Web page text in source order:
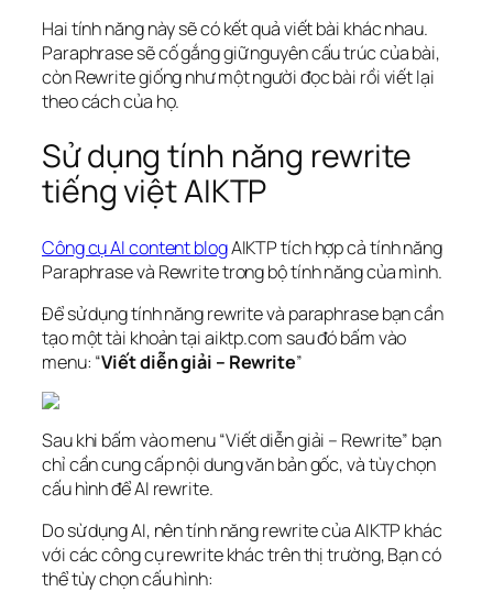
Hai tính năng này sẽ có kết quả viết bài khác nhau.
Paraphrase sẽ cố gắng giữ nguyên cấu trúc của bài,
còn Rewrite giống như một người đọc bài rồi viết lại
theo cách của họ.
Sử dụng tính năng rewrite
tiếng việt AIKTP
Công cụ AI content blogAIKTP tích hợp cả tính năng
Paraphrase và Rewrite trong bộ tính năng của mình.
Để sử dụng tính năng rewrite và paraphrase bạn cần
tạo một tài khoản tại aiktp.com sau đó bấm vào
menu: “Viết diễn giải – Rewrite”
Sau khi bấm vào menu “Viết diễn giải – Rewrite” bạn
chỉ cần cung cấp nội dung văn bản gốc, và tùy chọn
cấu hình để AI rewrite.
Do sừ dụng AI, nên tính năng rewrite của AIKTP khác
với các công cụ rewrite khác trên thị trường, Bạn có
thể tùy chọn cấu hình: